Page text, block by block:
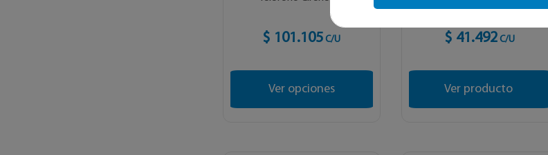
$ 101.105 C/U
Ver opciones
$ 41.492 C/U
Ver producto